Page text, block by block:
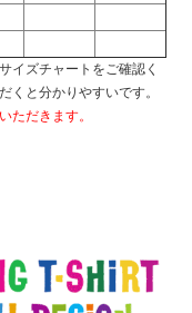
イズチャートをご確認く
くと分かりやすいです。
ただきます。